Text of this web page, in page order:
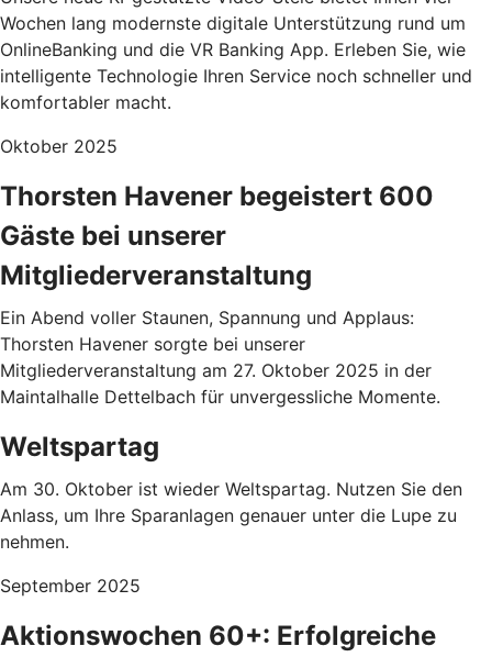
Wochen lang modernste digitale Unterstützung rund um
OnlineBanking und die VR Banking App. Erleben Sie, wie
intelligente Technologie Ihren Service noch schneller und
komfortabler macht.
Oktober 2025
Thorsten Havener begeistert 600
Gäste bei unserer
Mitgliederveranstaltung
Ein Abend voller Staunen, Spannung und Applaus:
Thorsten Havener sorgte bei unserer
Mitgliederveranstaltung am 27. Oktober 2025 in der
Maintalhalle Dettelbach für unvergessliche Momente.
Weltspartag
Am 30. Oktober ist wieder Weltspartag. Nutzen Sie den
Anlass, um Ihre Sparanlagen genauer unter die Lupe zu
nehmen.
September 2025
Aktionswochen 60+: Erfolgreiche